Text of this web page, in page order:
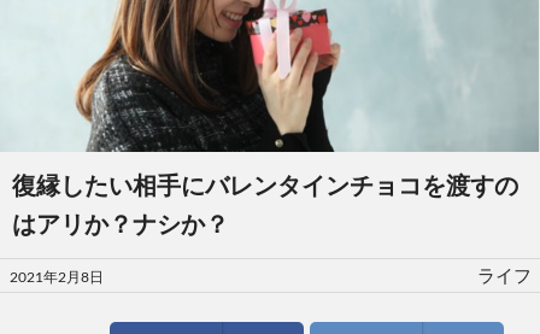
復縁したい相手にバレンタインチョコを渡すの
はアリか？ナシか？
投
稿
2021年2月8日 ライフ